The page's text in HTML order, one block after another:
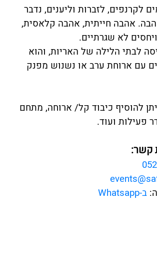
לקרנפים, לזברות וליענים, נדבר
אהבה חייתית, אהבה קלאסית,
לא שגרתיים.
לבתי הלילה של האריות, והוא
עם ארוחת ערב או נשנוש מפנק
להוסיף כיבוד קל/ ארוחה, מתחם
פעילות ועוד.
קשר:
ב-Whatsapp